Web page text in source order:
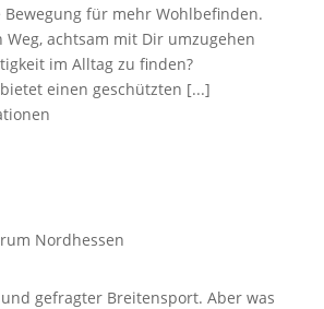
Bewegung für mehr Wohlbefinden.
Weg, achtsam mit Dir umzugehen
im Alltag zu finden?
bietet einen geschützten [...]
Nordhessen
gefragter Breitensport. Aber was